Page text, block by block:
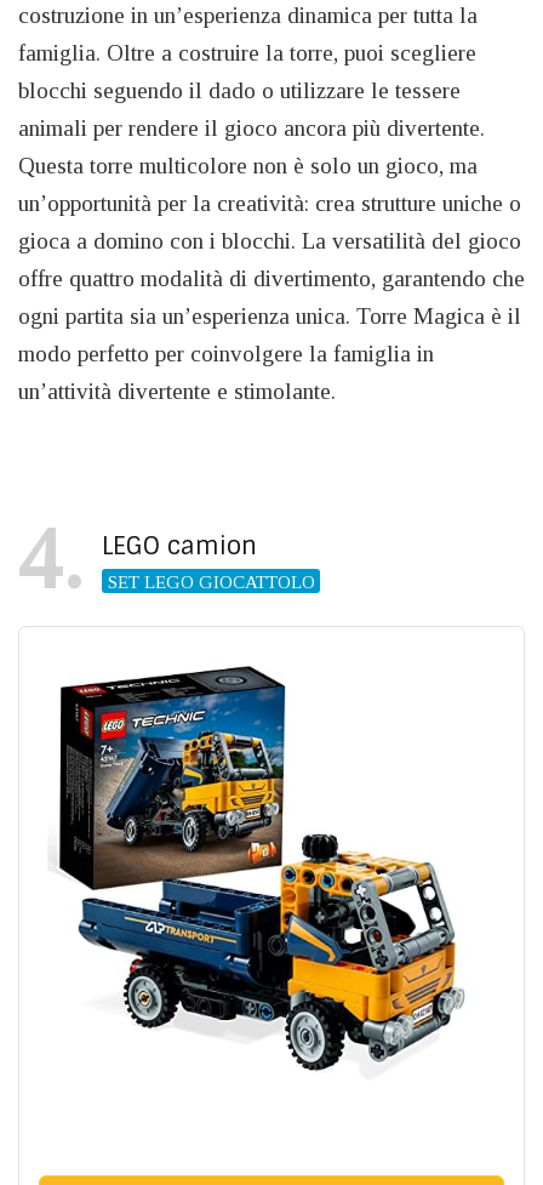
costruzione in un’esperienza dinamica per tutta la
famiglia. Oltre a costruire la torre, puoi scegliere
blocchi seguendo il dado o utilizzare le tessere
animali per rendere il gioco ancora più divertente.
Questa torre multicolore non è solo un gioco, ma
un’opportunità per la creatività: crea strutture uniche o
gioca a domino con i blocchi. La versatilità del gioco
offre quattro modalità di divertimento, garantendo che
ogni partita sia un’esperienza unica. Torre Magica è il
modo perfetto per coinvolgere la famiglia in
un’attività divertente e stimolante.
4 LEGO camion
SET LEGO GIOCATTOLO